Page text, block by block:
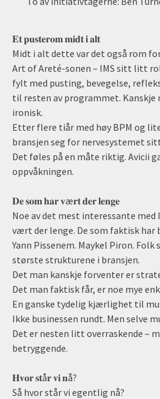
𝐄𝐭 𝐩𝐮𝐬𝐭𝐞𝐫𝐨𝐦 𝐦𝐢𝐝𝐭 𝐢 𝐚𝐥𝐭
Midt i alt dette var det også rom
Art of Areté-sonen – IMS sitt litt
fylt med pusting, bevegelse,
til resten av programmet. Kanskje
ironisk.
Etter flere tiår med høy BPM og
bransjen seg for nervesystemet
Det føles på en måte riktig. Avicii
oppvåkningen.
𝐃𝐞 𝐬𝐨𝐦 𝐡𝐚𝐫 𝐯æ𝐫𝐭 𝐝𝐞𝐫 𝐥𝐞𝐧𝐠𝐞
Noe av det mest interessante med
vært der lenge. De som faktisk har
Yann Pissenem. Maykel Piron.
største strukturene i bransjen.
Det man kanskje forventer er
Det man faktisk får, er noe mye
En ganske tydelig kjærlighet til
Ikke businessen rundt. Men selve
Det er nesten litt overraskende –
betryggende.
𝐇𝐯𝐨𝐫 𝐬𝐭å𝐫 𝐯𝐢 𝐧å?
Så hvor står vi egentlig nå?